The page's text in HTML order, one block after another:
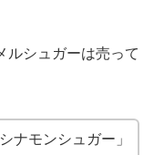
ルシュガーは売って
ナモンシュガー」